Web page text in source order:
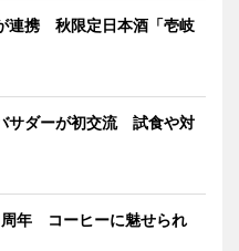
連携 秋限定日本酒「壱岐
サダーが初交流 試食や対
周年 コーヒーに魅せられ